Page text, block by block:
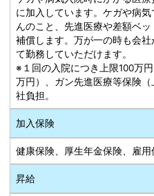
に加入しています。ケガや病
んのこと、先進医療や差額ベ
補償します。万が一の時も会
て勤務していただけます。
※１回の入院につき上限100万
万円）、ガン先進医療等保険
社負担。
加入保険
健康保険、厚生年金保険、雇
昇給